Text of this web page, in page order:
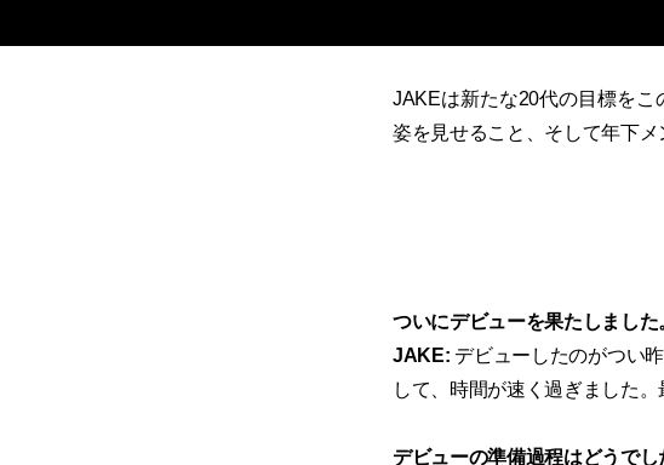
JAKEは新たな20代の目標を
姿を見せること、そして年下メ
ついにデビューを果たしました
JAKE: デビューしたのがつい
して、時間が速く過ぎました
デビューの準備過程はどうでし